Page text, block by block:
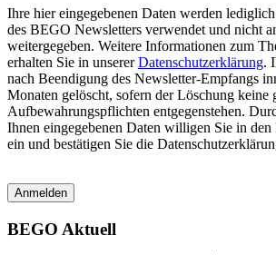
Ihre hier eingegebenen Daten werden
des BEGO Newsletters verwendet und nicht
weitergegeben. Weitere Informationen zum
erhalten Sie in unsererDatenschutzerklärung.
nach Beendigung des Newsletter-Empfangs
Monaten gelöscht, sofern der Löschung keine
Aufbewahrungspflichten entgegenstehen.
Ihnen eingegebenen Daten willigen Sie in
ein und bestätigen Sie die
Anmelden
BEGO Aktuell